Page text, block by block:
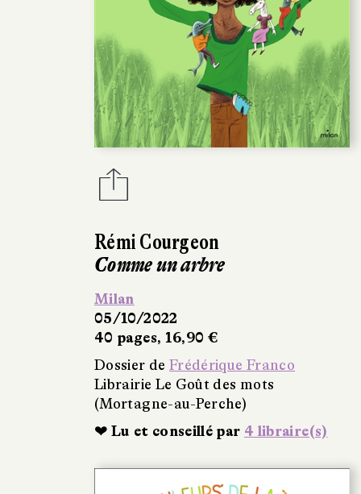
Rémi Courgeon
Comme un arbre
Milan
05/10/2022
40 pages, 16,90 €
Dossier de Frédérique Franco
Librairie Le Goût des mots
(Mortagne-au-Perche)
❤ Lu et conseillé par 4 libraire(s)